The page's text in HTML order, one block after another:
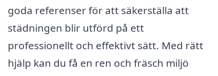
goda referenser för att säkerställa att
städningen blir utförd på ett
professionellt och effektivt sätt. Med rätt
hjälp kan du få en ren och fräsch miljö